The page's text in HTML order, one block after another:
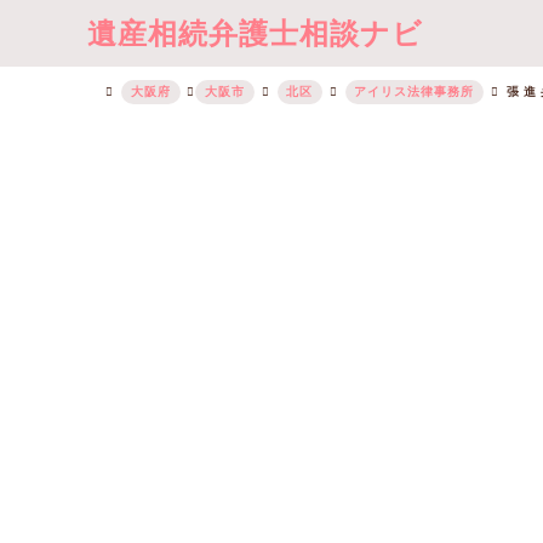
遺産相続弁護士相談ナビ
大阪府 大阪市 北区 アイリス法律事務所 張 進